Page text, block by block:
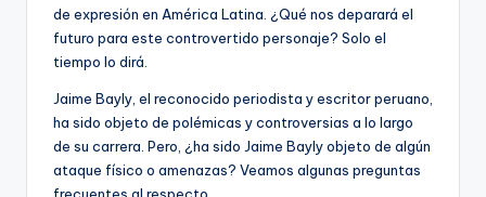
de expresión en América Latina. ¿Qué nos deparará el
futuro para este controvertido personaje? Solo el
tiempo lo dirá.
Jaime Bayly, el reconocido periodista y escritor peruano,
ha sido objeto de polémicas y controversias a lo largo
de su carrera. Pero, ¿ha sido Jaime Bayly objeto de algún
ataque físico o amenazas? Veamos algunas preguntas
frecuentes al respecto.